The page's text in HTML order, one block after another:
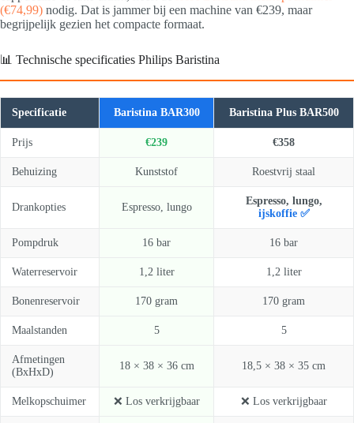
(€74,99) nodig. Dat is jammer bij een machine van €239, maar
begrijpelijk gezien het compacte formaat.
📊 Technische specificaties Philips Baristina
Specificatie Baristina BAR300 Baristina Plus BAR500
Prijs €239 €358
Behuizing Kunststof Roestvrij staal
Drankopties Espresso, lungo
Espresso, lungo,
ijskoffie ✅
Pompdruk 16 bar 16 bar
Waterreservoir 1,2 liter 1,2 liter
Bonenreservoir 170 gram 170 gram
Maalstanden 5 5
Afmetingen
(BxHxD)
18 × 38 × 36 cm 18,5 × 38 × 35 cm
Melkopschuimer ❌ Los verkrijgbaar ❌ Los verkrijgbaar